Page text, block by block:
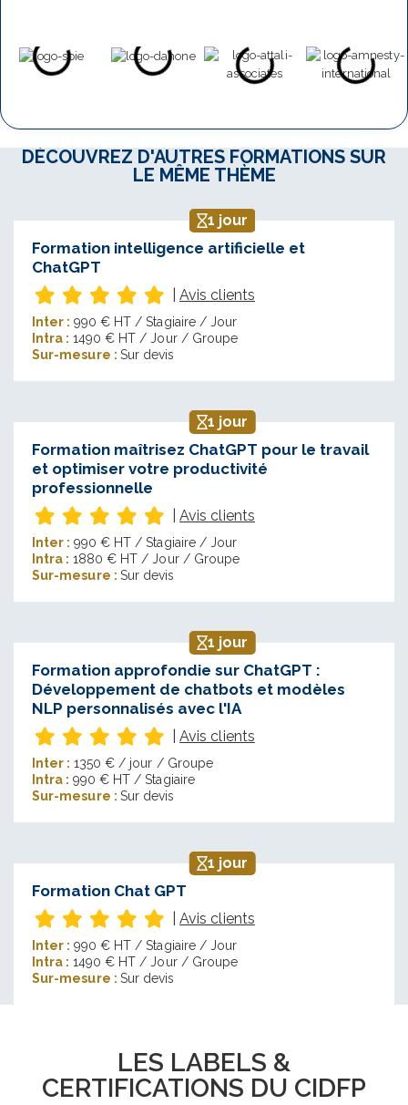
DÉCOUVREZ D'AUTRES FORMATIONS SUR
LE MÊME THÈME
1 jour
Formation intelligence artificielle et
ChatGPT
Avis clients
Inter : 990 € HT / Stagiaire / Jour
Intra : 1490 € HT / Jour / Groupe
Sur-mesure : Sur devis
1 jour
Formation maîtrisez ChatGPT pour le travail
et optimiser votre productivité
professionnelle
Avis clients
Inter : 990 € HT / Stagiaire / Jour
Intra : 1880 € HT / Jour / Groupe
Sur-mesure : Sur devis
1 jour
Formation approfondie sur ChatGPT :
Développement de chatbots et modèles
NLP personnalisés avec l'IA
Avis clients
Inter : 1350 € / jour / Groupe
Intra : 990 € HT / Stagiaire
Sur-mesure : Sur devis
1 jour
Formation Chat GPT
Avis clients
Inter : 990 € HT / Stagiaire / Jour
Intra : 1490 € HT / Jour / Groupe
Sur-mesure : Sur devis
LES LABELS &
CERTIFICATIONS DU CIDFP